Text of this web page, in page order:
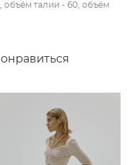
талии - 60, объём